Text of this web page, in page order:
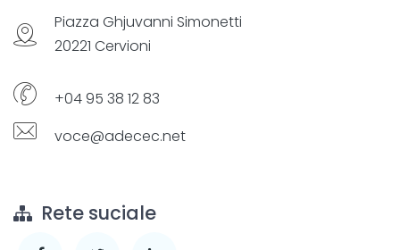
Piazza Ghjuvanni Simonetti
20221 Cervioni
+04 95 38 12 83
voce@adecec.net
Rete suciale